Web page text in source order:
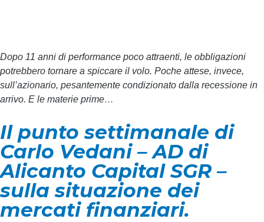
Dopo 11 anni di performance poco attraenti, le obbligazioni
potrebbero tornare a spiccare il volo. Poche attese, invece,
sull’azionario, pesantemente condizionato dalla recessione in
arrivo. E le materie prime…
Il punto settimanale di
Carlo Vedani – AD di
Alicanto Capital SGR –
sulla situazione dei
mercati finanziari.